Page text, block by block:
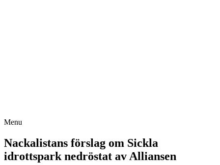
Menu
Nackalistans förslag om Sickla
idrottspark nedröstat av Alliansen